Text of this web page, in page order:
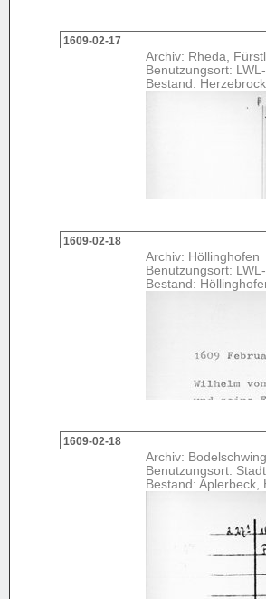
1609-02-17
Archiv: Rheda,
Benutzungsort:
Bestand:
1609-02-18
Archiv: Höllinghofen
Benutzungsort:
Bestand:
1609-02-18
Archiv:
Benutzungsort:
Bestand: Aplerbeck,